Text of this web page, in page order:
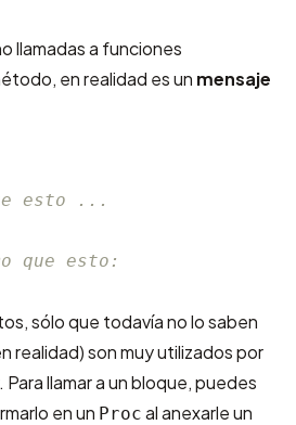
llamadas a funciones
en realidad es un mensaje
esto ...
que esto:
sólo que todavía no lo saben
realidad) son muy utilizados por
llamar a un bloque, puedes
en un Proc al anexarle un